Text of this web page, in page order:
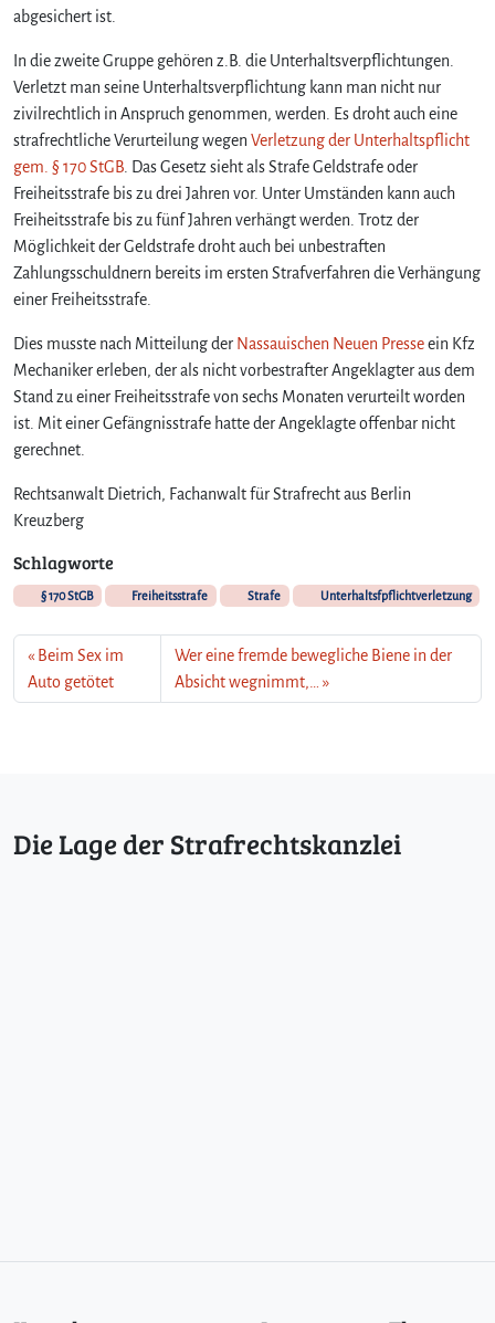
abgesichert ist.
In die zweite Gruppe gehören z.B. die Unterhaltsverpflichtungen.
Verletzt man seine Unterhaltsverpflichtung kann man nicht nur
zivilrechtlich in Anspruch genommen, werden. Es droht auch eine
strafrechtliche Verurteilung wegen Verletzung der Unterhaltspflicht
gem. § 170 StGB . Das Gesetz sieht als Strafe Geldstrafe oder
Freiheitsstrafe bis zu drei Jahren vor. Unter Umständen kann auch
Freiheitsstrafe bis zu fünf Jahren verhängt werden. Trotz der
Möglichkeit der Geldstrafe droht auch bei unbestraften
Zahlungsschuldnern bereits im ersten Strafverfahren die Verhängung
einer Freiheitsstrafe.
Dies musste nach Mitteilung der Nassauischen Neuen Presseein Kfz
Mechaniker erleben, der als nicht vorbestrafter Angeklagter aus dem
Stand zu einer Freiheitsstrafe von sechs Monaten verurteilt worden
ist. Mit einer Gefängnisstrafe hatte der Angeklagte offenbar nicht
gerechnet.
Rechtsanwalt Dietrich, Fachanwalt für Strafrecht aus Berlin
Kreuzberg
Schlagworte
§ 170 StGB Freiheitsstrafe Strafe Unterhaltsfpflichtverletzung
Beim Sex im
Auto getötet
Wer eine fremde bewegliche Biene in der
Absicht wegnimmt,…
Die Lage der Strafrechtskanzlei